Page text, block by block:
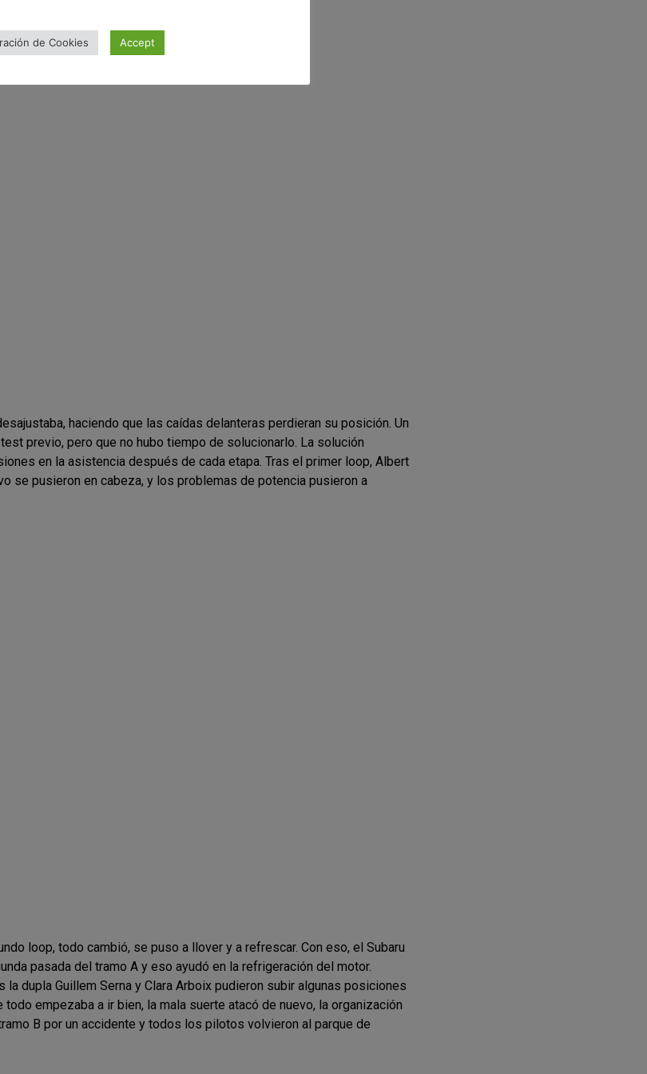
haciendo que las caídas delanteras perdieran su posición. Un
previo, pero que no hubo tiempo de solucionarlo. La solución
en la asistencia después de cada etapa. Tras el primer loop, Albert
se pusieron en cabeza, y los problemas de potencia pusieron a
loop, todo cambió, se puso a llover y a refrescar. Con eso, el Subaru
pasada del tramo A y eso ayudó en la refrigeración del motor.
dupla Guillem Serna y Clara Arboix pudieron subir algunas posiciones
empezaba a ir bien, la mala suerte atacó de nuevo, la organización
B por un accidente y todos los pilotos volvieron al parque de
de Cookies Accept